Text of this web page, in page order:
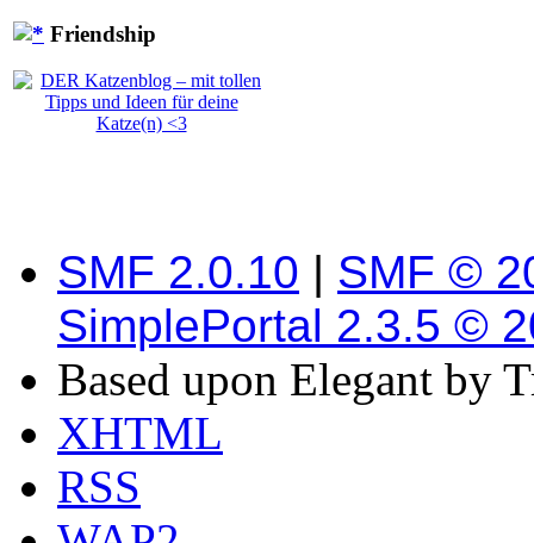
Friendship
SMF 2.0.10 | SMF ©
SimplePortal 2.3.5 ©
Based upon Elegant by
XHTML
RSS